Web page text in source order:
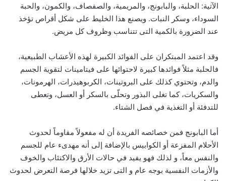
الآتية: الحلبة، والبابونج، والمريمية، والصفصاف، والكمون، والحبة
السوداء، وسكر النبات. ويصنع هذا الخليط على شكل أقراص تؤخذ
عند الضرورة بالكمية التى تتناسب وظروف كل مريض.
وقد اعتمد المبتكران على الفوائد الكبيرة لهذه الأعشاب الطبيعية،
فالحلبة مثلاً فوائدها كبيرة لاحتوائها على فيتامينات لتقوية الجسم
والدم، وتحتوي كذلك على البروتينات، الكربوهيدرات، الهرمونات،
والسكريات، كما تغلى البذور وتحلّى بالسكر أو العسل، وتعطى
للتدفئة أو التغذية في فصل الشتاء.
أما البابونج فمن خصائصه الفريدة أن له مفعولاً مقاوماً لحدوث
الأحلام المفزعة أو الكوابيس بالإضافة إلى أنه مهدىء عام للجسم
والنفس معاً، و لذلك فهو يفيد في حالات الأرق والاكتئاب والخوف
والأزمات النفسية بوجه عام و التى تزيد خلالها فرصة التعرض لحدوث